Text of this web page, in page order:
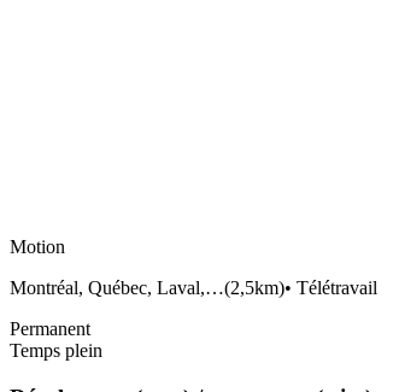
Motion
Montréal, Québec, Laval,…(2,5km)• Télétravail
Permanent
Temps plein